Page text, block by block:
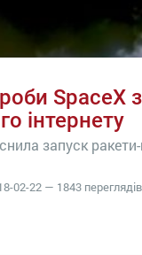
SpaceX
інтернету
запуск
02-22 — 1843 переглядів